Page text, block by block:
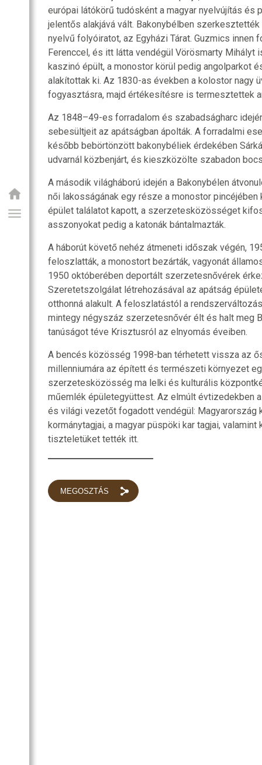
európai látókörű tudósként a magyar nyelvújítás és
jelentős alakjává vált. Bakonybélben
nyelvű folyóiratot, az Egyházi Tárat. Guzmics
Ferenccel, és itt látta vendégül Vörösmarty Mihályt
kaszinó épült, a monostor körül pedig angolparkot
alakítottak ki. Az 1830-as években a kolostor nagy
fogyasztásra, majd értékesítésre is termesztettek
Az 1848–49-es forradalom és szabadságharc
sebesültjeit az apátságban ápolták. A forradalmi
később bebörtönzött bakonybéliek érdekében
udvarnál közbenjárt, és kieszközölte szabadon
A második világháború idején a Bakonybélen
női lakosságának egy része a monostor
épület találatot kapott, a szerzetesközösséget
asszonyokat pedig a katonák bántalmazták.
A háborút követő nehéz átmeneti időszak végén,
feloszlatták, a monostort bezárták, vagyonát
1950 októberében deportált szerzetesnővérek
Szeretetszolgálat létrehozásával az apátság
otthonná alakult. A feloszlatástól a
mintegy négyszáz szerzetesnővér élt és halt meg
tanúságot téve Krisztusról az elnyomás éveiben.
A bencés közösség 1998-ban térhetett vissza az
millenniumára az épített és természeti környezet
szerzetesközösség ma lelki és kulturális
műemlék épületegyüttest. Az elmúlt évtizedekben
és világi vezetőt fogadott vendégül: Magyarország
kormánytagjai, a magyar püspöki kar tagjai,
tiszteletüket tették itt.
MEGOSZTÁS